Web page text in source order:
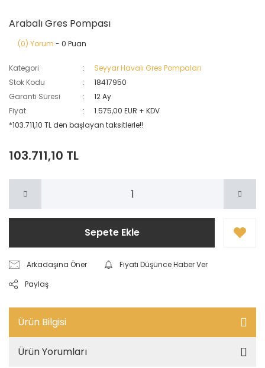
Arabalı Gres Pompası
(0) Yorum - 0 Puan
Kategori
Seyyar Havalı Gres Pompaları
Stok Kodu
18417950
Garanti Süresi
12 Ay
Fiyat
1.575,00 EUR + KDV
*103.711,10 TL den başlayan taksitlerle!!
103.711,10 TL
Sepete Ekle
Arkadaşına Öner
Fiyatı Düşünce Haber Ver
Paylaş
Ürün Bilgisi
Ürün Yorumları